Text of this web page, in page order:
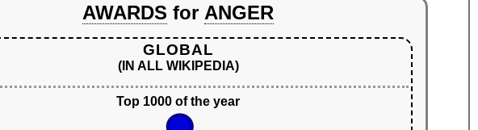
AWARDS for ANGER
GLOBAL
(IN ALL WIKIPEDIA)
Top 1000 of the year